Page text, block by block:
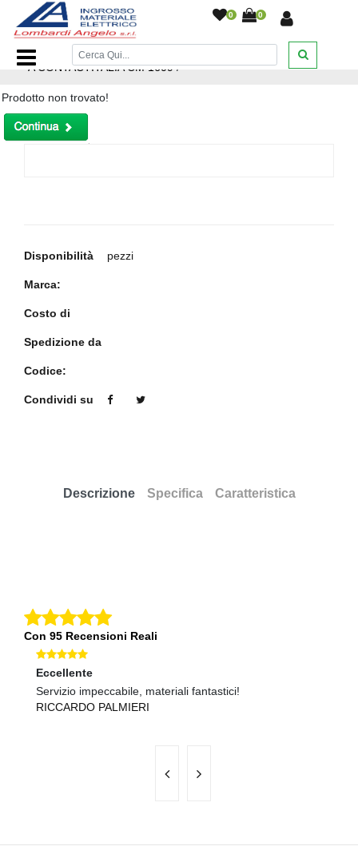
0 0
Home Page/MORSETTIERA TETRAPOLARE 9 FORI 160
A CONTACTITALIA CM 1609/
Prodotto non trovato!
Disponibilità pezzi
Marca:
Costo di
Spedizione da
Codice:
Condividi su
Descrizione Specifica Caratteristica
Con 95 Recensioni Reali
Eccellente
Servizio impeccabile, materiali fantastici!
RICCARDO PALMIERI